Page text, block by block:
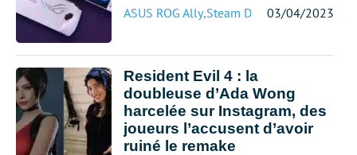
ASUS ROG Ally,Steam Deck03/04/2023
Resident Evil 4 : la
doubleuse d’Ada Wong
harcelée sur Instagram, des
joueurs l’accusent d’avoir
ruiné le remake